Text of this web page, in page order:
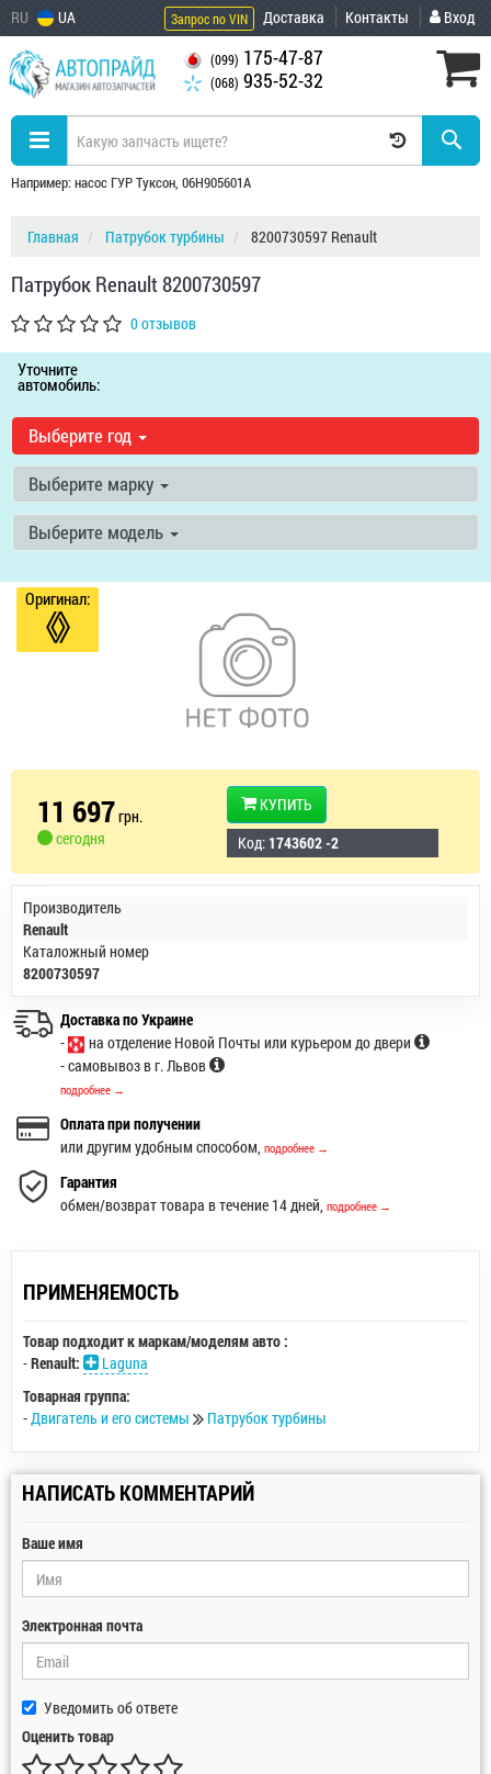
RU UA Запрос по VIN Доставка Контакты Вход
(099) 175-47-87
(068) 935-52-32
Например: насос ГУР Туксон, 06H905601A
Главная Патрубок турбины 8200730597 Renault
Патрубок Renault 8200730597
0 отзывов
Уточните
автомобиль:
Выберите год
Выберите марку
Выберите модель
Оригинал:
11 697грн.
сегодня
КУПИТЬ
Код: 1743602 -2
Производитель
Renault
Каталожный номер
8200730597
Доставка по Украине
-
на отделение Новой Почты или курьером до двери
- самовывоз в г. Львов
подробнее →
Оплата при получении
или другим удобным способом, подробнее →
Гарантия
обмен/возврат товара в течение 14 дней, подробнее →
ПРИМЕНЯЕМОСТЬ
Товар подходит к маркам/моделям авто :
-Renault:
Laguna
Товарная группа:
-Двигатель и его системы Патрубок турбины
НАПИСАТЬ КОММЕНТАРИЙ
Ваше имя
Электронная почта
Уведомить об ответе
Оценить товар